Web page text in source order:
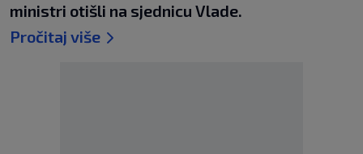
ministri otišli na sjednicu Vlade.
Pročitaj više